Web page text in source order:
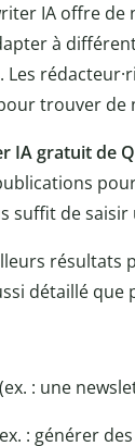
IA offre
à
. Les
trouver de
IA gratuit de
suffit de saisir
résultats
détaillé que
: une
: générer des